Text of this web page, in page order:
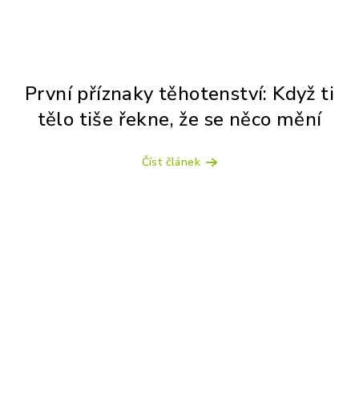
První příznaky těhotenství: Když ti
tělo tiše řekne, že se něco mění
Číst článek